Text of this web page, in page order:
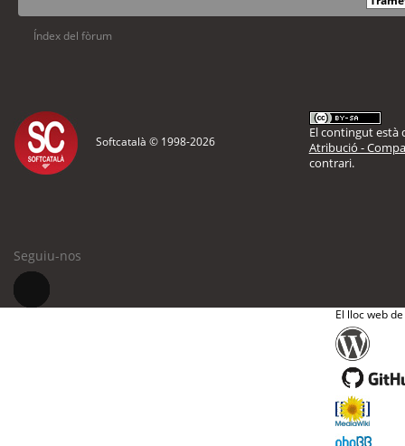
Índex del fòrum
Softcatalà © 1998-2026
El contingut està
Atribució -
contrari.
Seguiu-nos
El lloc web